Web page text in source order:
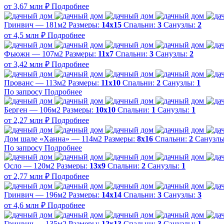
от 3,67 млн ₽ Подробнее
Гринвич — 181м2 Размеры: 14х15 Спальни: 3 Санузлы: 2
от 4,5 млн ₽ Подробнее
Фьюжн — 107м2 Размеры: 11х7 Спальни: 3 Санузлы: 2
от 3,42 млн ₽ Подробнее
Прованс — 113м2 Размеры: 11х10 Спальни: 2 Санузлы: 1
По запросу Подробнее
Берген — 106м2 Размеры: 10х10 Спальни: 1 Санузлы: 1
от 2,27 млн ₽ Подробнее
Дом шале «Ханна» — 114м2 Размеры: 8х16 Спальни: 2
По запросу Подробнее
Осло — 120м2 Размеры: 13х9 Спальни: 2 Санузлы: 1
от 2,77 млн ₽ Подробнее
Гринвич — 196м2 Размеры: 14х14 Спальни: 3 Санузлы: 3
от 4,6 млн ₽ Подробнее